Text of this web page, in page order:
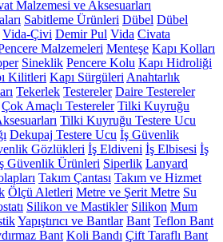
Malzemesi ve Aksesuarları
Sabitleme Ürünleri Dübel Dübel
Vida-Çivi Demir Pul Vida Civata
Malzemeleri Menteşe Kapı Kolları
Sineklik Pencere Kolu Kapı Hidroliği
Kilitleri Kapı Sürgüleri Anahtarlık
Tekerlek Testereler Daire Testereler
Çok Amaçlı Testereler Tilki Kuyruğu
Tilki Kuyruğu Testere Ucu
Dekupaj Testere Ucu İş Güvenlik
Gözlükleri İş Eldiveni İş Elbisesi İş
Güvenlik Ürünleri Siperlik Lanyard
Takım Çantası Takım ve Hizmet
Ölçü Aletleri Metre ve Şerit Metre Su
Silikon ve Mastikler Silikon Mum
Yapıştırıcı ve Bantlar Bant Teflon Bant
Bant Koli Bandı Çift Taraflı Bant